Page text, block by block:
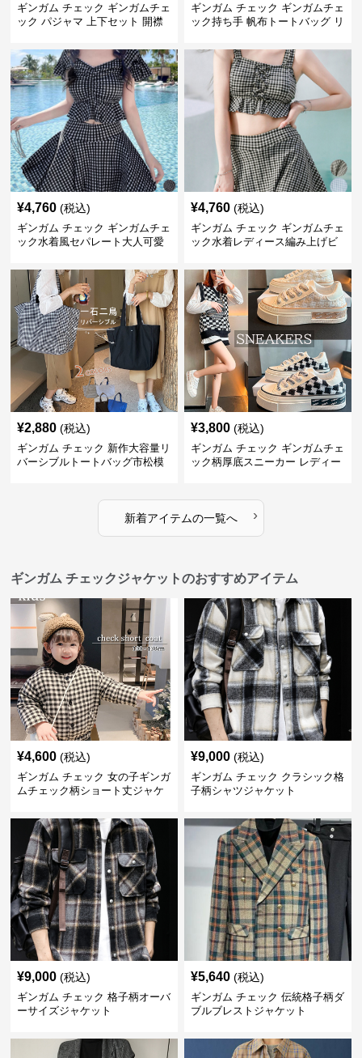
ギンガム チェック ギンガムチェ
ック パジャマ 上下セット 開襟
ギンガム チェック ギンガムチェ
ック持ち手 帆布トートバッグ リ
¥4,760 (税込)
ギンガム チェック ギンガムチェ
ック水着風セパレート大人可愛
¥4,760 (税込)
ギンガム チェック ギンガムチェ
ック水着レディース編み上げビ
¥2,880 (税込)
ギンガム チェック 新作大容量リ
バーシブルトートバッグ市松模
¥3,800 (税込)
ギンガム チェック ギンガムチェ
ック柄厚底スニーカー レディー
新着アイテムの一覧へ ›
ギンガム チェックジャケットのおすすめアイテム
¥4,600 (税込)
ギンガム チェック 女の子ギンガ
ムチェック柄ショート丈ジャケ
¥9,000 (税込)
ギンガム チェック クラシック格
子柄シャツジャケット
¥9,000 (税込)
ギンガム チェック 格子柄オーバ
ーサイズジャケット
¥5,640 (税込)
ギンガム チェック 伝統格子柄ダ
ブルブレストジャケット